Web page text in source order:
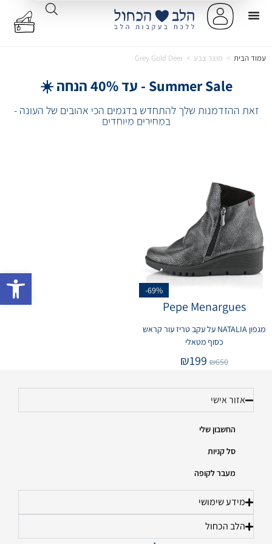
עמוד הבית > מוצר צבע >
Grey Gold Deer
Summer Sale - עד 40% הנחה ☀️
זאת ההזדמנות שלך להתחדש בדגמים הכי אהובים של העונה -
במחירים מיוחדים
-69%
Pepe Menargues
מגפון NATALIA על עקב טריז עור קראש
כסוף מטאלי
₪650
₪199
אזור אישי
החשבון שלי
סל קניות
מעבר לקופה
מידע שימושי
הלב הכחול